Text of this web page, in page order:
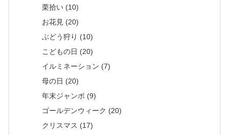
栗拾い (10)
お花見 (20)
ぶどう狩り (10)
こどもの日 (20)
イルミネーション (7)
母の日 (20)
年末ジャンボ (9)
ゴールデンウィーク (20)
クリスマス (17)